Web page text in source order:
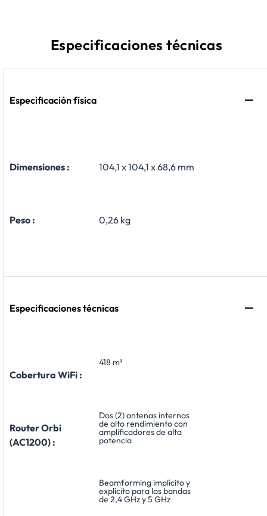
Especificaciones técnicas
Especificación física
​Dimensiones : 104,1 x 104,1 x 68,6 mm
​Peso : 0,26 kg
Especificaciones técnicas
Cobertura WiFi :
418 m²
Router Orbi
(AC1200) :
Dos (2) antenas internas
de alto rendimiento con
amplificadores de alta
potencia
Beamforming implícito y
explícito para las bandas
de 2,4 GHz y 5 GHz